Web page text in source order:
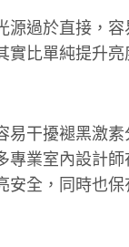
過於直接，
比單純提升亮
干擾褪黑激素
業室內設計
全，同時也